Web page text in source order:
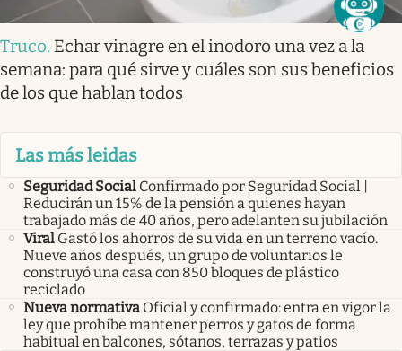
Truco. Echar vinagre en el inodoro una vez a la
semana: para qué sirve y cuáles son sus beneficios
de los que hablan todos
Las más leidas
Seguridad Social Confirmado por Seguridad Social |
Reducirán un 15% de la pensión a quienes hayan
trabajado más de 40 años, pero adelanten su jubilación
Viral Gastó los ahorros de su vida en un terreno vacío.
Nueve años después, un grupo de voluntarios le
construyó una casa con 850 bloques de plástico
reciclado
Nueva normativa Oficial y confirmado: entra en vigor la
ley que prohíbe mantener perros y gatos de forma
habitual en balcones, sótanos, terrazas y patios